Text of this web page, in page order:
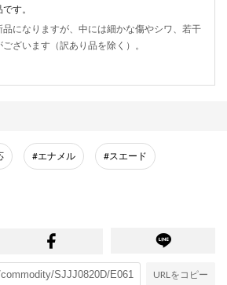
す。
になりますが、中には細かな傷やシワ、若干
ざいます（訳あり品を除く）。
#エナメル #スエード
URLをコピー